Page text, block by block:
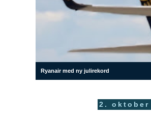
Ryanair med ny julirekord
2. oktober